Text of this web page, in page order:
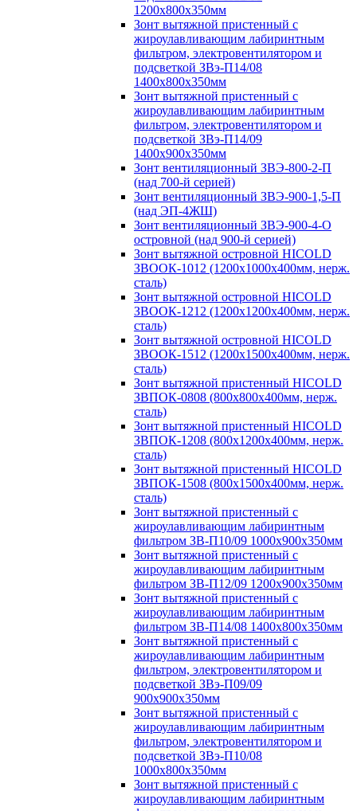
1200х800х350мм
Зонт вытяжной пристенный с
жироулавливающим лабиринтным
фильтром, электровентилятором и
подсветкой ЗВэ-П14/08
1400х800х350мм
Зонт вытяжной пристенный с
жироулавливающим лабиринтным
фильтром, электровентилятором и
подсветкой ЗВэ-П14/09
1400х900х350мм
Зонт вентиляционный ЗВЭ-800-2-П
(над 700-й серией)
Зонт вентиляционный ЗВЭ-900-1,5-П
(над ЭП-4ЖШ)
Зонт вентиляционный ЗВЭ-900-4-О
островной (над 900-й серией)
Зонт вытяжной островной HICOLD
ЗВООК-1012 (1200х1000х400мм, нерж.
сталь)
Зонт вытяжной островной HICOLD
ЗВООК-1212 (1200x1200x400мм, нерж.
сталь)
Зонт вытяжной островной HICOLD
ЗВООК-1512 (1200х1500х400мм, нерж.
сталь)
Зонт вытяжной пристенный HICOLD
ЗВПОК-0808 (800х800х400мм, нерж.
сталь)
Зонт вытяжной пристенный HICOLD
ЗВПОК-1208 (800х1200х400мм, нерж.
сталь)
Зонт вытяжной пристенный HICOLD
ЗВПОК-1508 (800х1500х400мм, нерж.
сталь)
Зонт вытяжной пристенный с
жироулавливающим лабиринтным
фильтром ЗВ-П10/09 1000х900х350мм
Зонт вытяжной пристенный с
жироулавливающим лабиринтным
фильтром ЗВ-П12/09 1200х900х350мм
Зонт вытяжной пристенный с
жироулавливающим лабиринтным
фильтром ЗВ-П14/08 1400х800х350мм
Зонт вытяжной пристенный с
жироулавливающим лабиринтным
фильтром, электровентилятором и
подсветкой ЗВэ-П09/09
900х900х350мм
Зонт вытяжной пристенный с
жироулавливающим лабиринтным
фильтром, электровентилятором и
подсветкой ЗВэ-П10/08
1000х800х350мм
Зонт вытяжной пристенный с
жироулавливающим лабиринтным